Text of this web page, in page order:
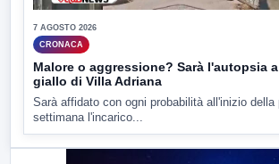
7 AGOSTO 2026
CRONACA
Malore o aggressione? Sarà l'autopsia
giallo di Villa Adriana
Sarà affidato con ogni probabilità all'inizio della
settimana l'incarico...